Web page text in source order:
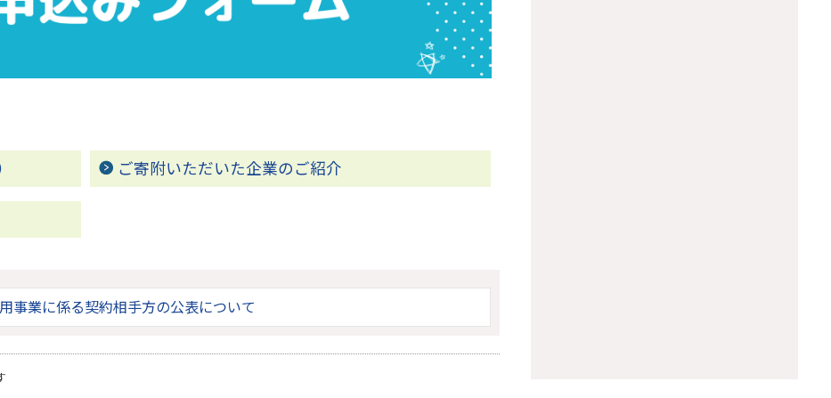
ご寄附いただいた企業のご紹介
事業に係る契約相手方の公表について